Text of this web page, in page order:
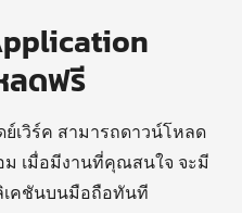
ลดฟรี
เวิร์ค สามารถดาวน์โหลด
ม เมื่อมีงานที่คุณสนใจ จะมี
เคชันบนมือถือทันที